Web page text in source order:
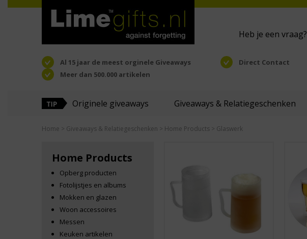
Heb je een vraag?
Al 15 jaar de meest orginele Giveaways Direct Contact
Meer dan 500.000 artikelen
Originele giveaways Giveaways & Relatiegeschenken
Home > Giveaways & Relatiegeschenken > Home Products > Glaswerk
Home Products
Opberg producten
Fotolijstjes en albums
Mokken en glazen
Woon accessoires
Messen
Keuken artikelen